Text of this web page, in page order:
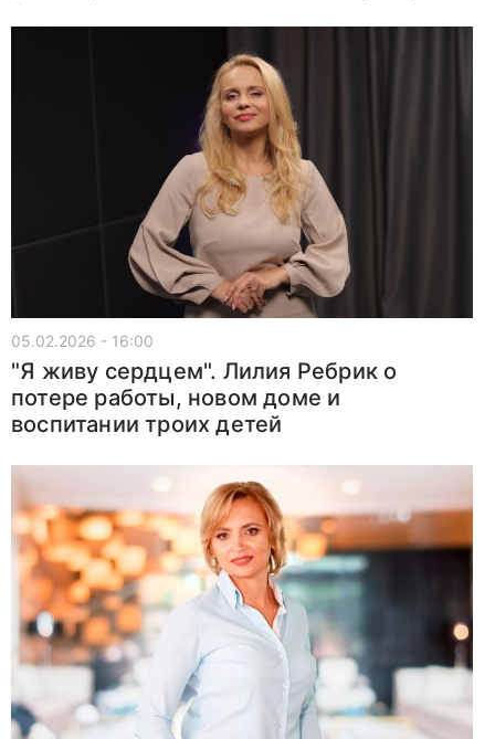
05.02.2026 - 16:00
"Я живу сердцем". Лилия Ребрик о
потере работы, новом доме и
воспитании троих детей